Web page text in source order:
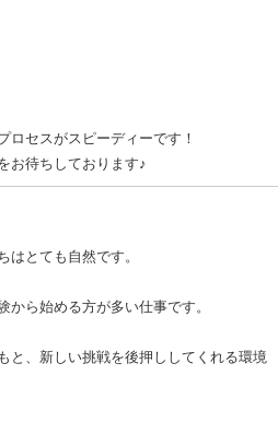
ロセスがスピーディーです！
お待ちしております♪
はとても自然です。
から始める方が多い仕事です。
と、新しい挑戦を後押ししてくれる環境